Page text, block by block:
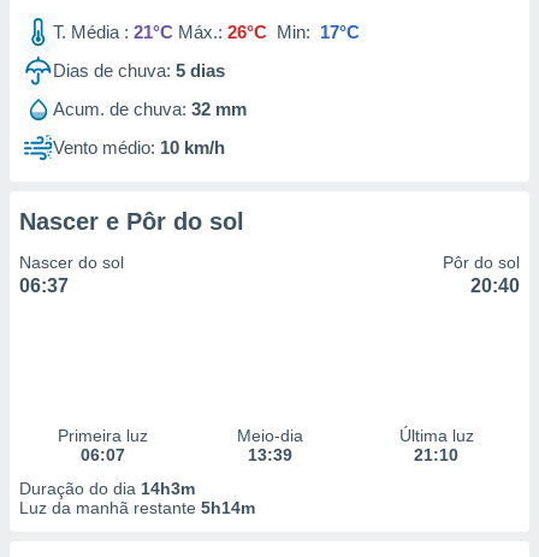
T. Média : 21°C Máx.: 26°C Min: 17°C
Dias de chuva: 5 dias
Acum. de chuva: 32 mm
Vento médio: 10 km/h
Nascer e Pôr do sol
Nascer do sol
06:37
Pôr do sol
20:40
Primeira luz
06:07
Meio-dia
13:39
Última luz
21:10
Duração do dia 14h3m
Luz da manhã restante 5h14m